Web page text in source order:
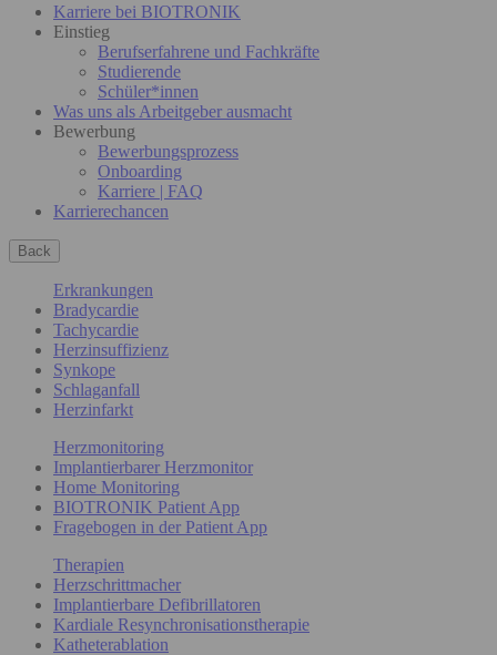
Karriere bei BIOTRONIK
Einstieg
Berufserfahrene und Fachkräfte
Studierende
Schüler*innen
Was uns als Arbeitgeber ausmacht
Bewerbung
Bewerbungsprozess
Onboarding
Karriere | FAQ
Karrierechancen
Back
Erkrankungen
Bradycardie
Tachycardie
Herzinsuffizienz
Synkope
Schlaganfall
Herzinfarkt
Herzmonitoring
Implantierbarer Herzmonitor
Home Monitoring
BIOTRONIK Patient App
Fragebogen in der Patient App
Therapien
Herzschrittmacher
Implantierbare Defibrillatoren
Kardiale Resynchronisationstherapie
Katheterablation